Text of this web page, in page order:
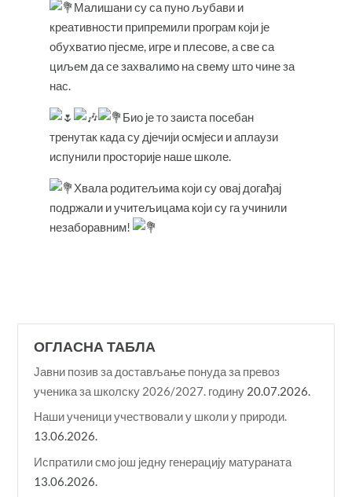
Малишани су са пуно љубави и
креативности припремили програм који је
обухватио пјесме, игре и плесове, а све са
циљем да се захвалимо на свему што чине за
нас.
Био је то заиста посебан
тренутак када су дјечији осмјеси и аплаузи
испунили просторије наше школе.
Хвала родитељима који су овај догађај
подржали и учитељицама који су га учинили
незаборавним!
ОГЛАСНА ТАБЛА
Јавни позив за достављање понуда за превоз
ученика за школску 2026/2027. годину 20.07.2026.
Наши ученици учествовали у школи у природи.
13.06.2026.
Испратили смо још једну генерацију матураната
13.06.2026.